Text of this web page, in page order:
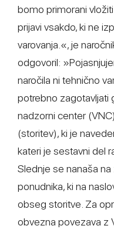
bomo primorani
prijavi vsakdo, ki ne
varovanja.«, je
odgovoril:
naročila ni tehnično
potrebno zagotavljati
nadzorni center
(storitev), ki je
kateri je sestavni del
Slednje se nanaša
ponudnika, ki na
obseg storitve. Za
obvezna povezava z